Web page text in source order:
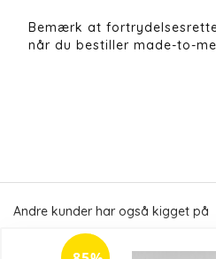
Bemærk at
når du bestiller made-to-
Andre kunder har også kigget på